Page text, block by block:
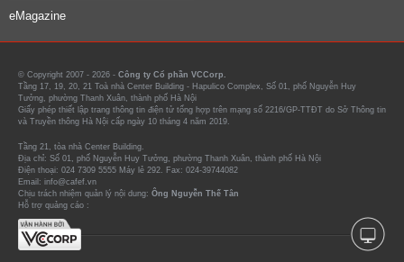
eMagazine
© Copyright 2007 - 2026 - Công ty Cổ phần VCCorp.
Tầng 17, 19, 20, 21 Toà nhà Center Building - Hapulico Complex, Số 01, phố Nguyễn Huy
Tưởng, phường Thanh Xuân, thành phố Hà Nội
Giấy phép thiết lập trang thông tin điện tử tổng hợp trên mạng số 2216/GP-TTĐT do Sở Thông tin
và Truyền thông Hà Nội cấp ngày 10 tháng 4 năm 2019.
Tầng 21, tòa nhà Center Building.
Địa chỉ: Số 01, phố Nguyễn Huy Tưởng, phường Thanh Xuân, thành phố Hà Nội
Điện thoại: 024 7309 5555 Máy lẻ 292. Fax: 024-39744082
Email: info@cafef.vn
Chịu trách nhiệm quản lý nội dung: Ông Nguyễn Thế Tân
Hỗ trợ quảng cáo :